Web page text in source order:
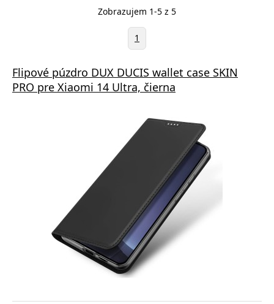
Zobrazujem 1-5 z 5
1
Flipové púzdro DUX DUCIS wallet case SKIN
PRO pre Xiaomi 14 Ultra, čierna